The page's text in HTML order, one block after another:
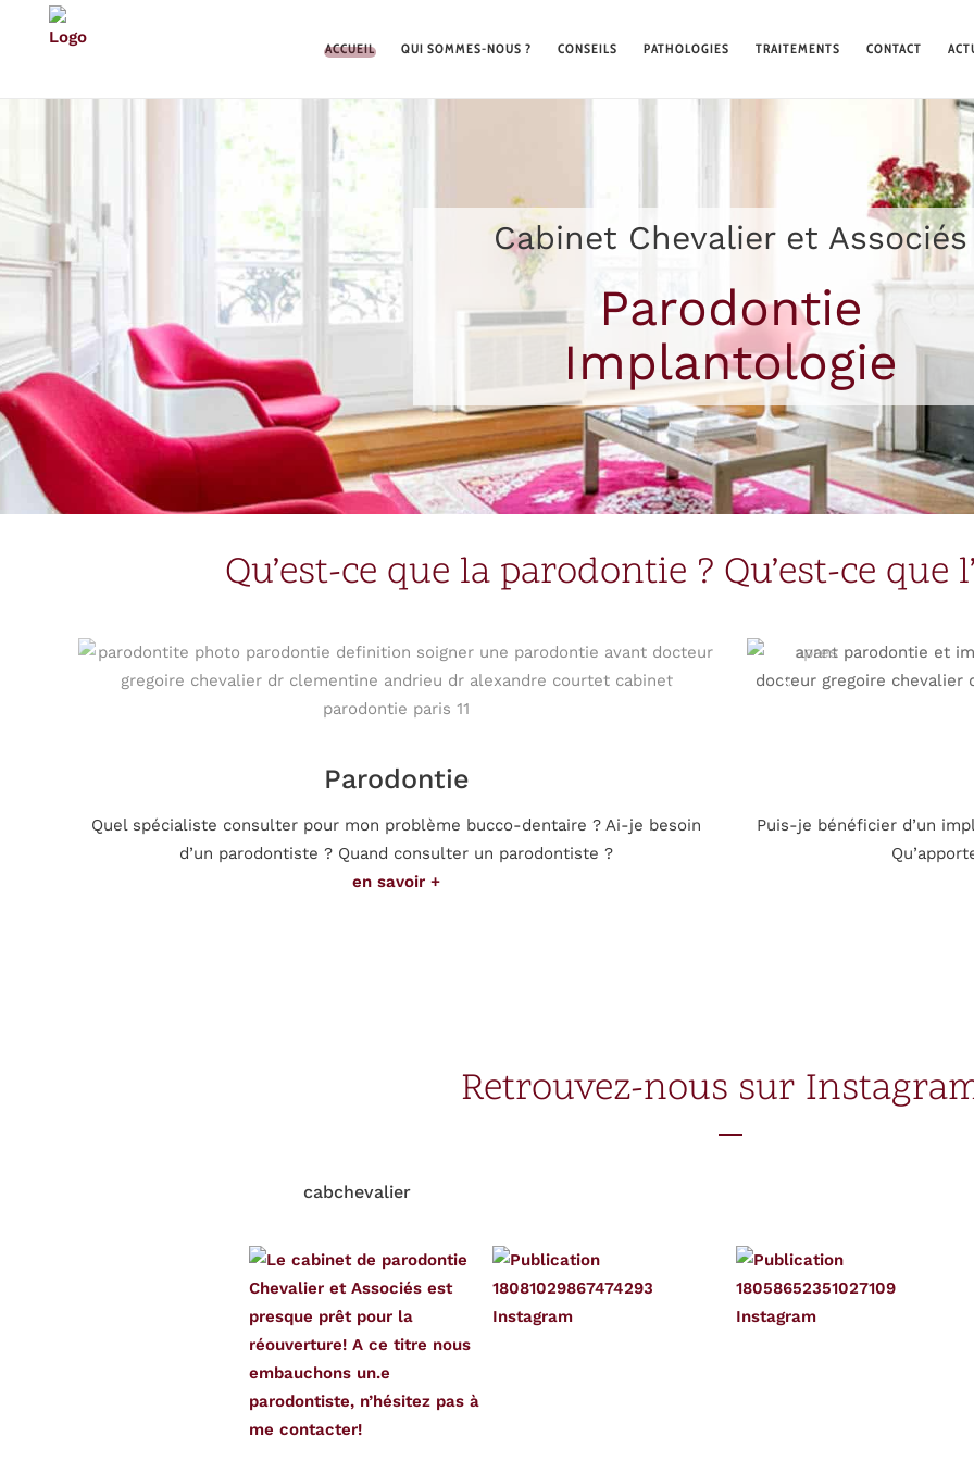
ACCUEIL QUI SOMMES-NOUS ? CONSEILS PATHOLOGIES TRAITEMENTS CONTACT
Cabinet Chevalier et Associés
Parodontie
Implantologie
Qu’est-ce que la parodontie ? Qu’est-ce que
Parodontie
Quel spécialiste consulter pour mon problème bucco-dentaire ? Ai-je besoin
d’un parodontiste ? Quand consulter un parodontiste ?
en savoir +
Puis-je bénéficier d’un
Retrouvez-nous sur
cabchevalier